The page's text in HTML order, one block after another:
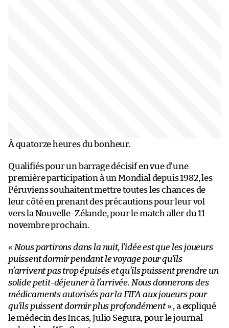
À quatorze heures du bonheur.
Qualifiés pour un barrage décisif en vue d’une
première participation à un Mondial depuis 1982, les
Péruviens souhaitent mettre toutes les chances de
leur côté en prenant des précautions pour leur vol
vers la Nouvelle-Zélande, pour le match aller du 11
novembre prochain.
« Nous partirons dans la nuit, l’idée est que les joueurs
puissent dormir pendant le voyage pour qu’ils
n’arrivent pas trop épuisés et qu’ils puissent prendre un
solide petit-déjeuner à l’arrivée. Nous donnerons des
médicaments autorisés par la FIFA aux joueurs pour
qu’ils puissent dormir plus profondément» , a expliqué
le médecin des Incas, Julio Segura, pour le journal